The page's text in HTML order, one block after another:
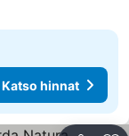
Katso hinnat